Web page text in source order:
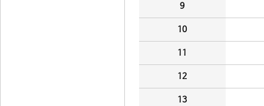
9
10
11
12
13